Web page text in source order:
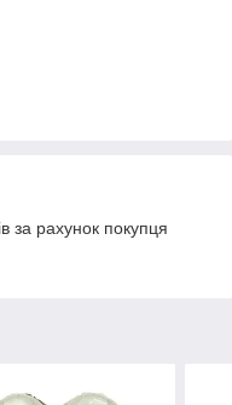
за рахунок покупця